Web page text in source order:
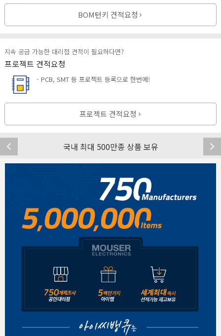
BOM턴키 견적요청
지속 공급 가능한 대리점 견적이 필요하다면?
프로젝트 견적요청
- PCB, SMT 등 프로젝트 등록으로 한번에!
프로젝트 견적요청
국내 최대 500만종 상품 보유